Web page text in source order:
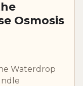
Osmosis
Waterdrop